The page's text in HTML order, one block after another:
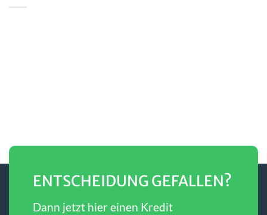
ENTSCHEIDUNG GEFALLEN?
Dann jetzt hier einen Kredit